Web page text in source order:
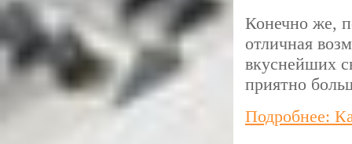
Конечно же,
отличная
вкуснейших
приятно
Подробнее: